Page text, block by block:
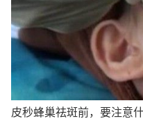
皮秒蜂巢祛斑前，要注意什